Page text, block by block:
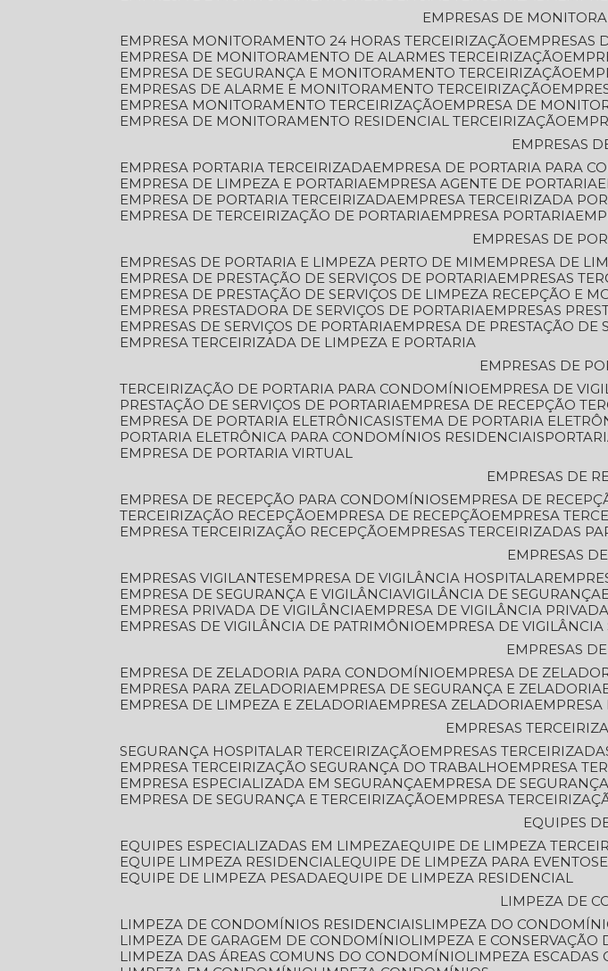
EMPRESAS DE
EMPRESA MONITORAMENTO 24 HORAS TERCEIRIZAÇÃO
EMPRESA DE MONITORAMENTO DE ALARMES TERCEIRIZAÇÃO
EMPRESA DE SEGURANÇA E MONITORAMENTO TERCEIRIZAÇÃO
EMPRESAS DE ALARME E MONITORAMENTO TERCEIRIZAÇÃO
EMPRESA MONITORAMENTO TERCEIRIZAÇÃO
EMPRESA DE
EMPRESA DE MONITORAMENTO RESIDENCIAL TERCEIRIZAÇÃO
EMPRESAS
EMPRESA PORTARIA TERCEIRIZADA
EMPRESA DE PORTARIA PARA
EMPRESA DE LIMPEZA E PORTARIA
EMPRESA AGENTE DE PORTARIA
EMPRESA DE PORTARIA TERCEIRIZADA
EMPRESA TERCEIRIZADA
EMPRESA DE TERCEIRIZAÇÃO DE PORTARIA
EMPRESA PORTARIA
EMPRESAS DE
EMPRESAS DE PORTARIA E LIMPEZA PERTO DE MIM
EMPRESA DE
EMPRESA DE PRESTAÇÃO DE SERVIÇOS DE PORTARIA
EMPRESAS
EMPRESA DE PRESTAÇÃO DE SERVIÇOS DE LIMPEZA RECEPÇÃO E
EMPRESA PRESTADORA DE SERVIÇOS DE PORTARIA
EMPRESAS
EMPRESAS DE SERVIÇOS DE PORTARIA
EMPRESA DE PRESTAÇÃO
EMPRESA TERCEIRIZADA DE LIMPEZA E PORTARIA
EMPRESAS DE
TERCEIRIZAÇÃO DE PORTARIA PARA CONDOMÍNIO
EMPRESA DE
PRESTAÇÃO DE SERVIÇOS DE PORTARIA
EMPRESA DE RECEPÇÃO
EMPRESA DE PORTARIA ELETRÔNICA SISTEMA DE PORTARIA
PORTARIA ELETRÔNICA PARA CONDOMÍNIOS RESIDENCIAIS
EMPRESA DE PORTARIA VIRTUAL
EMPRESAS DE
EMPRESA DE RECEPÇÃO PARA CONDOMÍNIOS
EMPRESA DE
TERCEIRIZAÇÃO RECEPÇÃO
EMPRESA DE RECEPÇÃO EMPRESA
EMPRESA TERCEIRIZAÇÃO RECEPÇÃO
EMPRESAS TERCEIRIZADAS
EMPRESAS
EMPRESAS VIGILANTES
EMPRESA DE VIGILÂNCIA HOSPITALAR
EMPRESA DE SEGURANÇA E VIGILÂNCIA VIGILÂNCIA DE SEGURANÇA
EMPRESA PRIVADA DE VIGILÂNCIA
EMPRESA DE VIGILÂNCIA PRIVADA
EMPRESAS DE VIGILÂNCIA DE PATRIMÔNIO
EMPRESA DE
EMPRESAS
EMPRESA DE ZELADORIA PARA CONDOMÍNIO
EMPRESA DE
EMPRESA PARA ZELADORIA
EMPRESA DE SEGURANÇA E ZELADORIA
EMPRESA DE LIMPEZA E ZELADORIA
EMPRESA ZELADORIA
EMPRESAS
SEGURANÇA HOSPITALAR TERCEIRIZAÇÃO
EMPRESAS
EMPRESA TERCEIRIZAÇÃO SEGURANÇA DO TRABALHO
EMPRESA
EMPRESA ESPECIALIZADA EM SEGURANÇA
EMPRESA DE
EMPRESA DE SEGURANÇA E TERCEIRIZAÇÃO
EMPRESA
EQUIPES
EQUIPES ESPECIALIZADAS EM LIMPEZA EQUIPE DE LIMPEZA
EQUIPE LIMPEZA RESIDENCIAL EQUIPE DE LIMPEZA PARA EVENTOS
EQUIPE DE LIMPEZA PESADA EQUIPE DE LIMPEZA RESIDENCIAL
LIMPEZA DE
LIMPEZA DE CONDOMÍNIOS RESIDENCIAIS
LIMPEZA DO
LIMPEZA DE GARAGEM DE CONDOMÍNIO
LIMPEZA E
LIMPEZA DAS ÁREAS COMUNS DO CONDOMÍNIO
LIMPEZA